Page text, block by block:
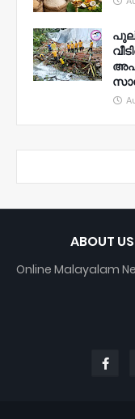
ABOUT US
Online Malayalam